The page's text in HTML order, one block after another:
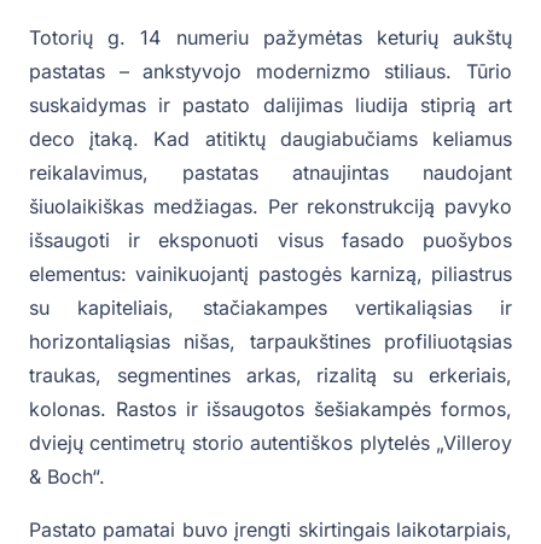
Totorių g. 14 numeriu pažymėtas keturių aukštų
pastatas – ankstyvojo modernizmo stiliaus. Tūrio
suskaidymas ir pastato dalijimas liudija stiprią art
deco įtaką. Kad atitiktų daugiabučiams keliamus
reikalavimus, pastatas atnaujintas naudojant
šiuolaikiškas medžiagas. Per rekonstrukciją pavyko
išsaugoti ir eksponuoti visus fasado puošybos
elementus: vainikuojantį pastogės karnizą, piliastrus
su kapiteliais, stačiakampes vertikaliąsias ir
horizontaliąsias nišas, tarpaukštines profiliuotąsias
traukas, segmentines arkas, rizalitą su erkeriais,
kolonas. Rastos ir išsaugotos šešiakampės formos,
dviejų centimetrų storio autentiškos plytelės „Villeroy
& Boch“.
Pastato pamatai buvo įrengti skirtingais laikotarpiais,